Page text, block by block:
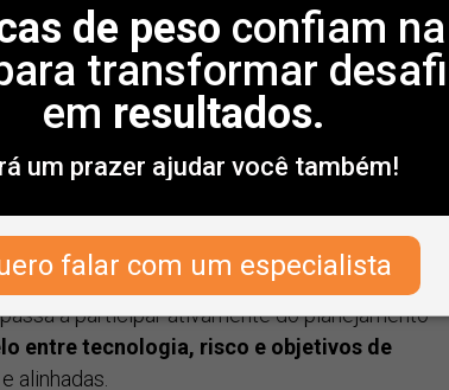
de peso confiam na
transformar
em resultados.
um prazer ajudar você também!
falar com um especialista
os próximos anos.
perde espaço para uma abordagem
isoladas.
instrumento estratégico de gestão de riscos.
corporativa
a participar ativamente do planejamento
entre tecnologia, risco e objetivos de
alinhadas.